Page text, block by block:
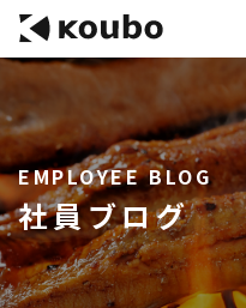
サービス
会社案内
実績紹介
採用情報
EMPLOYEE BLOG
社員ブログ